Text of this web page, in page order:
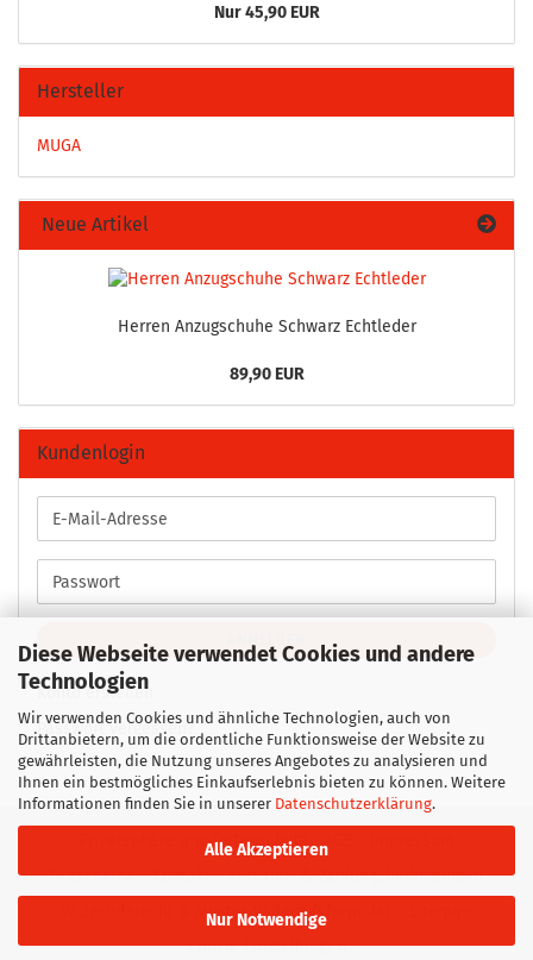
Diese Webseite verwendet Cookies und andere
Technologien
Wir verwenden Cookies und ähnliche Technologien, auch von
Drittanbietern, um die ordentliche Funktionsweise der Website zu
gewährleisten, die Nutzung unseres Angebotes zu analysieren und
Ihnen ein bestmögliches Einkaufserlebnis bieten zu können. Weitere
Informationen finden Sie in unserer Datenschutzerklärung.
Alle Akzeptieren
Nur Notwendige
Nur 45,90 EUR
Hersteller
MUGA
Neue Artikel
Her­ren An­zug­schu­he Schwarz Echt­le­der
89,90 EUR
Kundenlogin
E-
Mail-
Adresse
Passwort
Konto erstellen
Passwort vergessen?
Privatsphäre und Datenschutz
Gutscheine
Kontakt
Versand- & Zahlungsbedingungen
Widerrufsrecht & Muster-Widerrufsformular
Cookie Einstellungen